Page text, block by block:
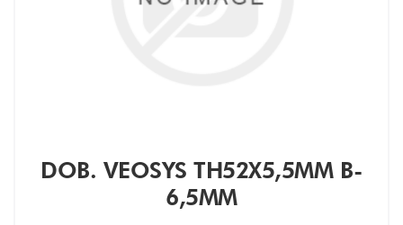
DOB. VEOSYS TH52X5,5MM B-
6,5MM